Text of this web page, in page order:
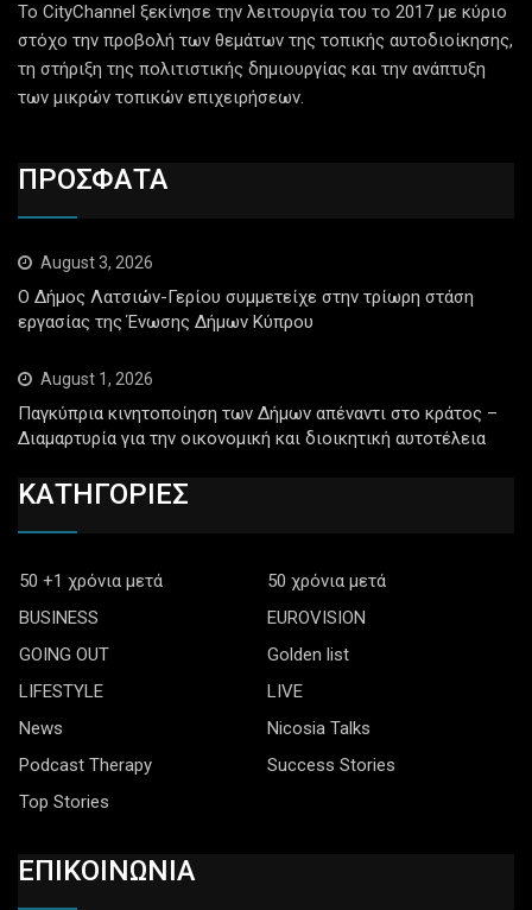
Το CityChannel ξεκίνησε την λειτουργία του το 2017 με κύριο
στόχο την προβολή των θεμάτων της τοπικής αυτοδιοίκησης,
τη στήριξη της πολιτιστικής δημιουργίας και την ανάπτυξη
των μικρών τοπικών επιχειρήσεων.
ΠΡΟΣΦΑΤΑ
August 3, 2026
Ο Δήμος Λατσιών-Γερίου συμμετείχε στην τρίωρη στάση
εργασίας της Ένωσης Δήμων Κύπρου
August 1, 2026
Παγκύπρια κινητοποίηση των Δήμων απέναντι στο κράτος –
Διαμαρτυρία για την οικονομική και διοικητική αυτοτέλεια
ΚΑΤΗΓΟΡΙΕΣ
50 +1 χρόνια μετά
50 χρόνια μετά
BUSINESS
EUROVISION
GOING OUT
Golden list
LIFESTYLE
LIVE
News
Nicosia Talks
Podcast Therapy
Success Stories
Top Stories
ΕΠΙΚΟΙΝΩΝΙΑ